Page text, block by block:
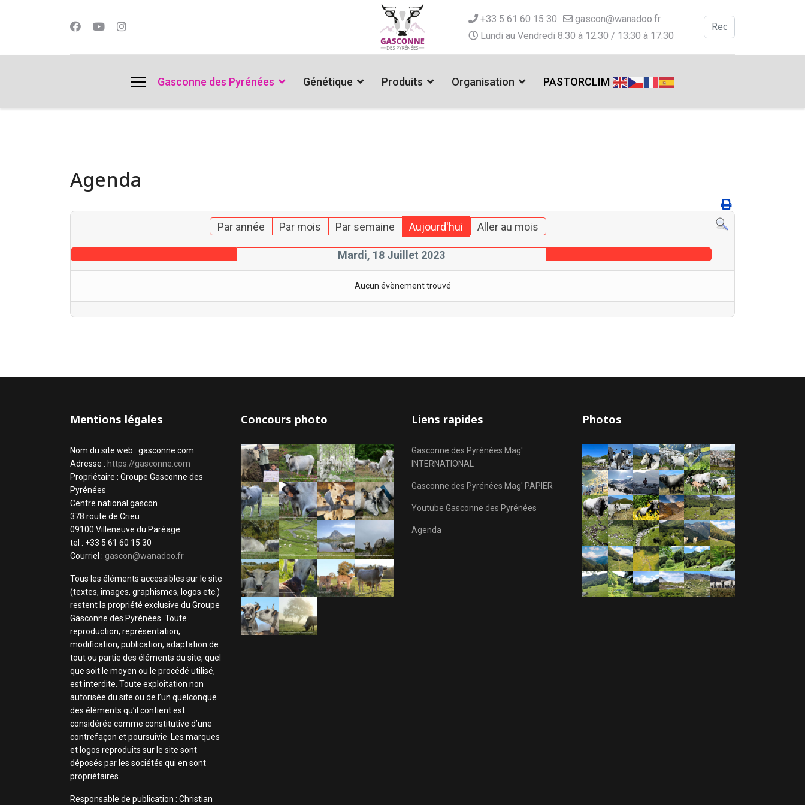
+33 5 61 60 15 30
gascon@wanadoo.fr
Lundi au Vendredi 8:30 à 12:30 / 13:30 à 17:30
Valider
Gasconne des Pyrénées Génétique Produits Organisation PASTORCLIM
Agenda
Par année Par mois Par semaine Aujourd'hui Aller au mois
Mardi, 18 Juillet 2023
Aucun évènement trouvé
Mentions légales
Nom du site web : gasconne.com
Adresse : https://gasconne.com
Propriétaire : Groupe Gasconne des
Pyrénées
Centre national gascon
378 route de Crieu
09100 Villeneuve du Paréage
tel : +33 5 61 60 15 30
Courriel : gascon@wanadoo.fr
Tous les éléments accessibles sur le site
(textes, images, graphismes, logos etc.)
restent la propriété exclusive du Groupe
Gasconne des Pyrénées. Toute
reproduction, représentation,
modification, publication, adaptation de
tout ou partie des éléments du site, quel
que soit le moyen ou le procédé utilisé,
est interdite. Toute exploitation non
autorisée du site ou de l’un quelconque
des éléments qu’il contient est
considérée comme constitutive d’une
contrefaçon et poursuivie. Les marques
et logos reproduits sur le site sont
déposés par les sociétés qui en sont
propriétaires.
Responsable de publication : Christian
Concours photo Liens rapides
Gasconne des Pyrénées Mag'
INTERNATIONAL
Gasconne des Pyrénées Mag' PAPIER
Youtube Gasconne des Pyrénées
Agenda
Photos